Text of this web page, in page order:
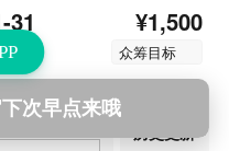
31 ¥1,500
众筹目标
12-29 18:17
历史更新
次早点来哦